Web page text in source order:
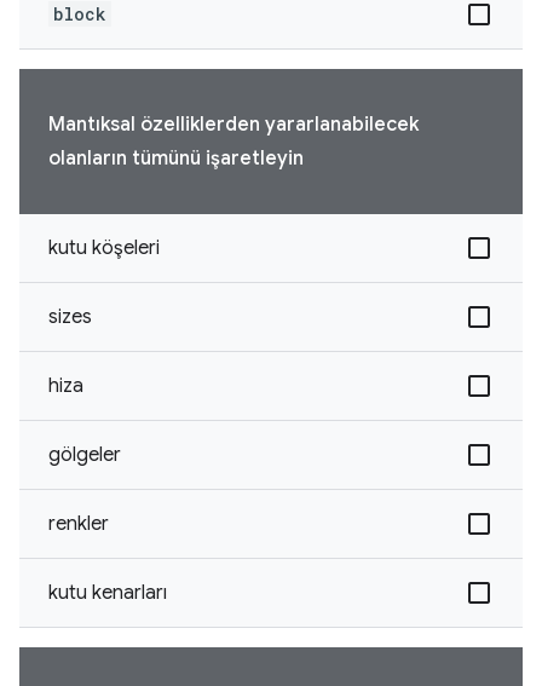
block
Mantıksal özelliklerden yararlanabilecek
olanların tümünü işaretleyin
kutu köşeleri
sizes
hiza
gölgeler
renkler
kutu kenarları